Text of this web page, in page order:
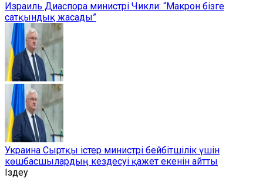
Израиль Диаспора министрі Чикли: “Макрон бізге
сатқындық жасады”
Украина Сыртқы істер министрі бейбітшілік үшін
көшбасшылардың кездесуі қажет екенін айтты
Іздеу